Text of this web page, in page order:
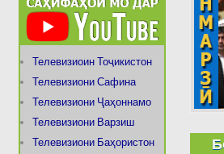
Телевизиоин Тоҷикистон
Телевизиони Сафина
Телевизиони Ҷаҳоннамо
Телевизиони Варзиш
Телевизиони Баҳористон